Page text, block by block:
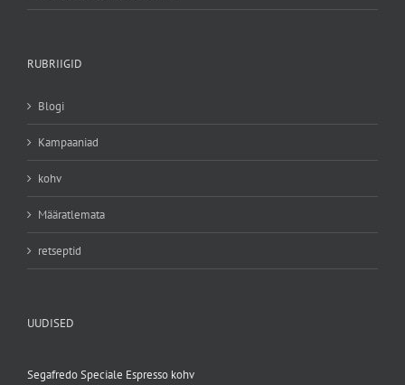
RUBRIIGID
Blogi
Kampaaniad
kohv
Määratlemata
retseptid
UUDISED
Segafredo Speciale Espresso kohv